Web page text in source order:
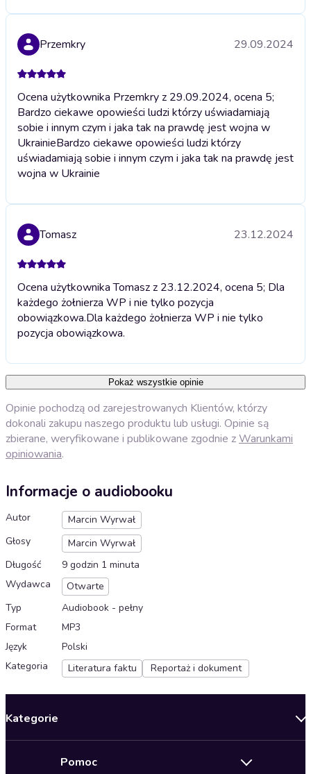
Przemkry 29.09.2024
Ocena użytkownika Przemkry z 29.09.2024, ocena 5;
Bardzo ciekawe opowieści ludzi którzy uświadamiają
sobie i innym czym i jaka tak na prawdę jest wojna w
UkrainieBardzo ciekawe opowieści ludzi którzy
uświadamiają sobie i innym czym i jaka tak na prawdę jest
wojna w Ukrainie
Tomasz 23.12.2024
Ocena użytkownika Tomasz z 23.12.2024, ocena 5; Dla
każdego żołnierza WP i nie tylko pozycja
obowiązkowa.Dla każdego żołnierza WP i nie tylko
pozycja obowiązkowa.
Pokaż wszystkie opinie
Opinie pochodzą od zarejestrowanych Klientów, którzy
dokonali zakupu naszego produktu lub usługi. Opinie są
zbierane, weryfikowane i publikowane zgodnie zWarunkami
opiniowania.
Informacje o audiobooku
Autor
Marcin Wyrwał
Głosy
Marcin Wyrwał
Długość
9 godzin 1 minuta
Wydawca
Otwarte
Typ
Audiobook - pełny
Format
MP3
Język
Polski
Kategoria
Literatura faktu Reportaż i dokument
Kategorie
Pomoc